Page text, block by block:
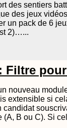
des sentiers
des jeux
un pack de 6
2)…...
Filtre
nouveau
extensible si
(A, B ou C). Si